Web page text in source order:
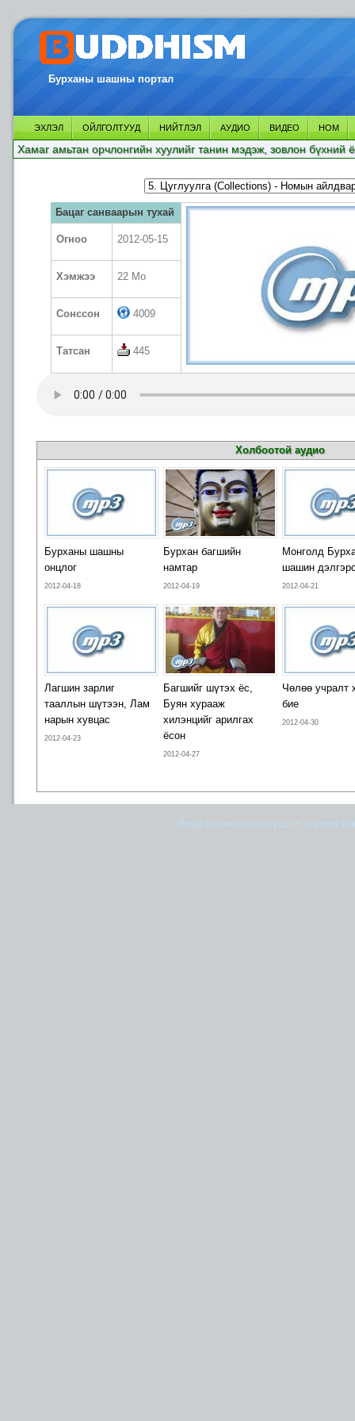
Бурханы шашны портал
ЭХЛЭЛ ОЙЛГОЛТУУД НИЙТЛЭЛ АУДИО ВИДЕО НОМ
Хамаг амьтан орчлонгийн хуулийг танин мэдэж, зовлон бүхний
Бацаг санваарын тухай
Огноо 2012-05-15
Хэмжээ 22 Mo
Сонссон 4009
Татсан 445
Холбоотой аудио
Бурханы шашны
онцлог
2012-04-18
Бурхан багшийн
намтар
2012-04-19
Монголд
шашин
2012-04-21
Лагшин зарлиг
тааллын шүтээн, Лам
нарын хувцас
2012-04-23
Багшийг шүтэх ёс,
Буян хурааж
хилэнцийг арилгах
ёсон
2012-04-27
Чөлөө учралт
бие
2012-04-30
Ямар нэгэн санал хүсэлт, шүүмж